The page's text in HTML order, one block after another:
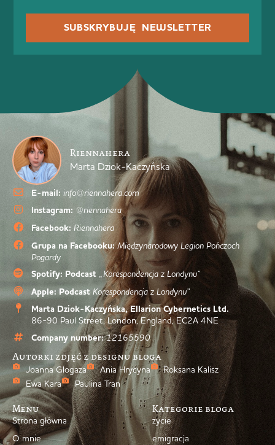
SUBSKRYBUJĘ NEWSLETTER
Riennahera
Marta Dziok-Kaczyńska
E-mail: info@riennahera.com
Instagram: @riennahera
Facebook: Riennahera
Grupa na Facebooku: Międzynarodowy Legion Pończoch
Pogardy
Spotify: Podcast „Korespondencja z Londynu”
Apple: Podcast Korespondencja z Londynu”
Marta Dziok-Kaczyńska, Ellarion Cybernetics Ltd.
86-90 Paul Street, London, England, EC2A 4NE
Company number: 12165590
Autorki zdjęć z designu bloga
Joanna Glogaza Ania Hrycyna
Roksana Kalisz
Ewa Kara
Paulina Tran
Menu
Strona główna
O mnie
Kategorie bloga
życie
emigracja